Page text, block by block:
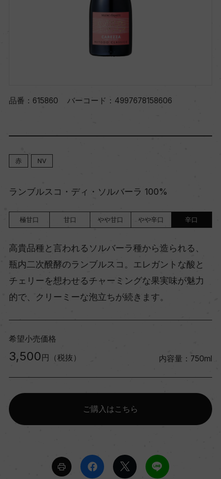
品番： 615860 バーコード： 4997678158606
赤 NV
ランブルスコ・ディ・ソルバーラ 100%
極甘口 甘口 やや甘口 やや辛口 辛口
高貴品種と言われるソルバーラ種から造られる、
瓶内二次醗酵のランブルスコ。エレガントな酸と
チェリーを想わせるチャーミングな果実味が魅力
的で、クリーミーな泡立ちが続きます。
希望小売価格
3,500 円（税抜） 内容量：750ml
ご購入はこちら